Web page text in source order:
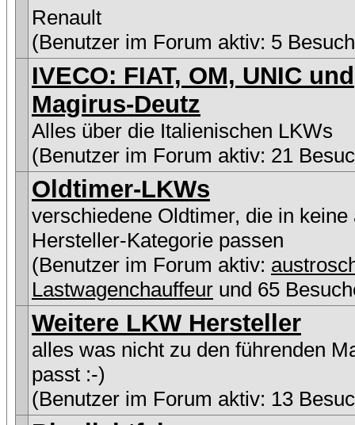
Renault
(Benutzer im Forum aktiv: 5
IVECO: FIAT, OM, UNIC und
Magirus-Deutz
Alles über die Italienischen LKWs
(Benutzer im Forum aktiv: 21
Oldtimer-LKWs
verschiedene Oldtimer, die in keine
Hersteller-Kategorie passen
(Benutzer im Forum aktiv:
Lastwagenchauffeur und 65
Weitere LKW Hersteller
alles was nicht zu den führenden
passt :-)
(Benutzer im Forum aktiv: 13